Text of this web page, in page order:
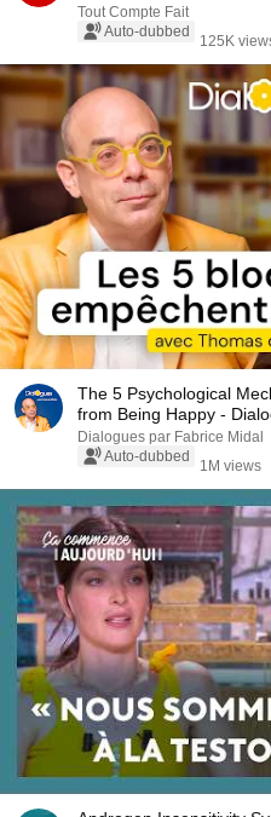
Tout Compte Fait
Auto-dubbed
125K
The 5 Psychological
from Being Happy -
d'Ansembourg
Dialogues par Fabrice Midal
Auto-dubbed
1M views